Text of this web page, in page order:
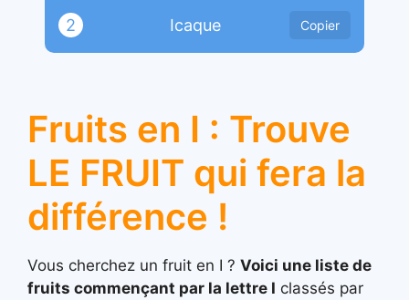
2 Icaque Copier
Fruits en I : Trouve
LE FRUIT qui fera la
différence !
Vous cherchez un fruit en I ? Voici une liste de
fruits commençant par la lettre I classés par